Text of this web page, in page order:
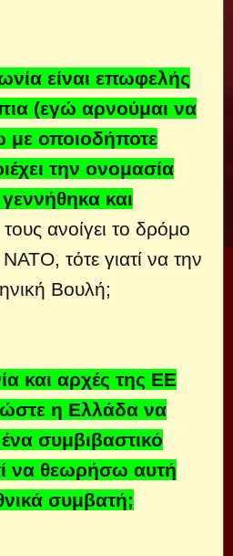
είναι επωφελής
(εγώ αρνούμαι να
με οποιοδήποτε
την ονομασία
και
τους ανοίγει το δρόμο
τότε γιατί να την
Βουλή;
και αρχές της ΕΕ
η Ελλάδα να
συμβιβαστικό
να θεωρήσω αυτή
συμβατή;